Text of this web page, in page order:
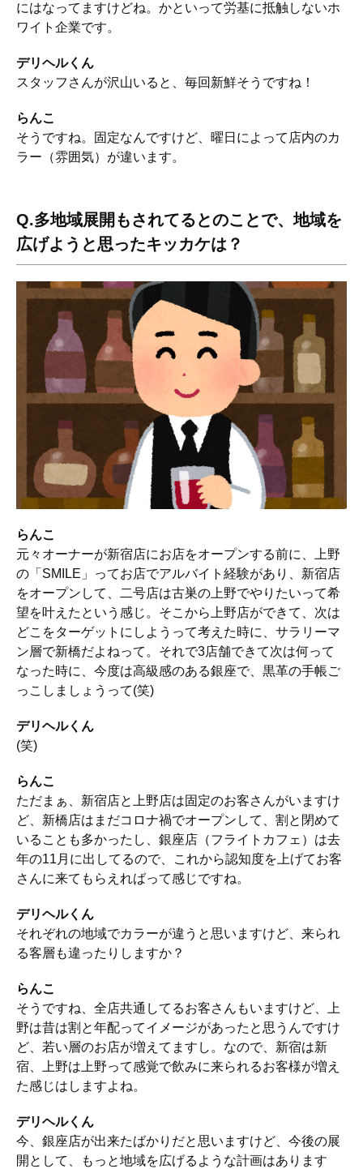
にはなってますけどね。かといって労基に抵触しないホ
ワイト企業です。
デリヘルくん
スタッフさんが沢山いると、毎回新鮮そうですね！
らんこ
そうですね。固定なんですけど、曜日によって店内のカ
ラー（雰囲気）が違います。
Q.多地域展開もされてるとのことで、地域を
広げようと思ったキッカケは？
らんこ
元々オーナーが新宿店にお店をオープンする前に、上野
の「SMILE」ってお店でアルバイト経験があり、新宿店
をオープンして、二号店は古巣の上野でやりたいって希
望を叶えたという感じ。そこから上野店ができて、次は
どこをターゲットにしようって考えた時に、サラリーマ
ン層で新橋だよねって。それで3店舗できて次は何って
なった時に、今度は高級感のある銀座で、黒革の手帳ご
っこしましょうって(笑)
デリヘルくん
(笑)
らんこ
ただまぁ、新宿店と上野店は固定のお客さんがいますけ
ど、新橋店はまだコロナ禍でオープンして、割と閉めて
いることも多かったし、銀座店（フライトカフェ）は去
年の11月に出してるので、これから認知度を上げてお客
さんに来てもらえればって感じですね。
デリヘルくん
それぞれの地域でカラーが違うと思いますけど、来られ
る客層も違ったりしますか？
らんこ
そうですね、全店共通してるお客さんもいますけど、上
野は昔は割と年配ってイメージがあったと思うんですけ
ど、若い層のお店が増えてますし。なので、新宿は新
宿、上野は上野って感覚で飲みに来られるお客様が増え
た感じはしますよね。
デリヘルくん
今、銀座店が出来たばかりだと思いますけど、今後の展
開として、もっと地域を広げるような計画はあります